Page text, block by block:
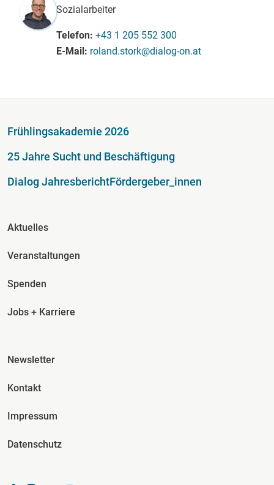
Sozialarbeiter
Telefon +43 1 205 552 300
E-Mail roland.stork@dialog-on.at
Fußzeile
Frühlingsakademie 2026
25 Jahre Sucht und Beschäftigung
Dialog JahresberichtFördergeber_innen
Fusszeile Spalte 2
Aktuelles
Veranstaltungen
Spenden
Jobs + Karriere
Fusszeile Spalte 3
Newsletter
Kontakt
Impressum
Datenschutz